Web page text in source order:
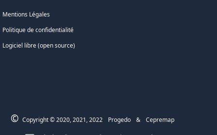
Mentions Légales
Politique de confidentialité
Logiciel libre (open source)
© Copyright © 2020, 2021, 2022 Progedo & Cepremap